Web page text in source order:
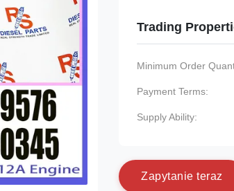
Trading
Minimum Order
Payment Terms:
Supply Ability:
Zapytanie teraz